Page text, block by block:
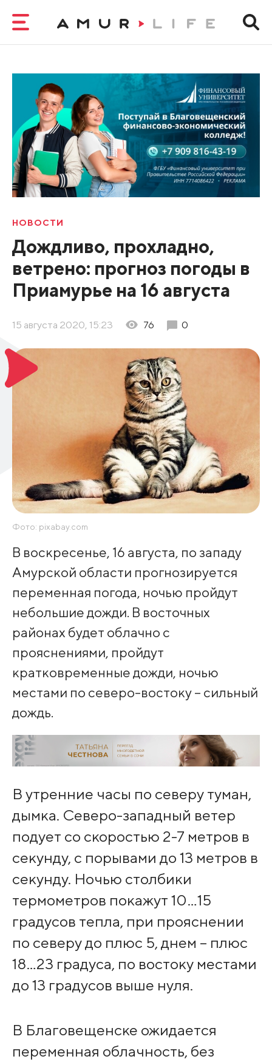
НОВОСТИ
Дождливо, прохладно,
ветрено: прогноз погоды в
Приамурье на 16 августа
15 августа 2020, 15:23 76 0
Фото: pixabay.com
В воскресенье, 16 августа, по западу
Амурской области прогнозируется
переменная погода, ночью пройдут
небольшие дожди. В восточных
районах будет облачно с
прояснениями, пройдут
кратковременные дожди, ночью
местами по северо-востоку – сильный
дождь.
В утренние часы по северу туман,
дымка. Северо-западный ветер
подует со скоростью 2-7 метров в
секунду, с порывами до 13 метров в
секунду. Ночью столбики
термометров покажут 10…15
градусов тепла, при прояснении
по северу до плюс 5, днем – плюс
18…23 градуса, по востоку местами
до 13 градусов выше нуля.
В Благовещенске ожидается
переменная облачность, без